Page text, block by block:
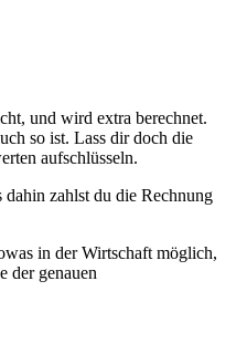
und wird extra berechnet.
so ist. Lass dir doch die
aufschlüsseln.
zahlst du die Rechnung
in der Wirtschaft möglich,
der genauen